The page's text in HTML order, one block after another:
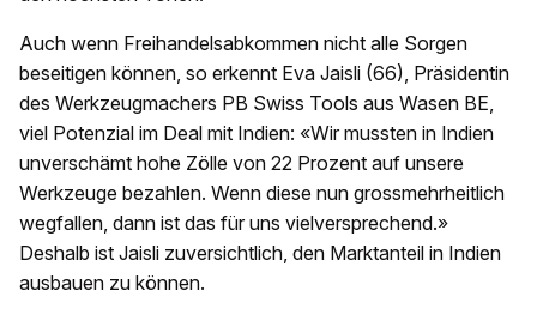
Auch wenn Freihandelsabkommen nicht alle Sorgen
beseitigen können, so erkennt Eva Jaisli (66), Präsidentin
des Werkzeugmachers PB Swiss Tools aus Wasen BE,
viel Potenzial im Deal mit Indien: «Wir mussten in Indien
unverschämt hohe Zölle von 22 Prozent auf unsere
Werkzeuge bezahlen. Wenn diese nun grossmehrheitlich
wegfallen, dann ist das für uns vielversprechend.»
Deshalb ist Jaisli zuversichtlich, den Marktanteil in Indien
ausbauen zu können.